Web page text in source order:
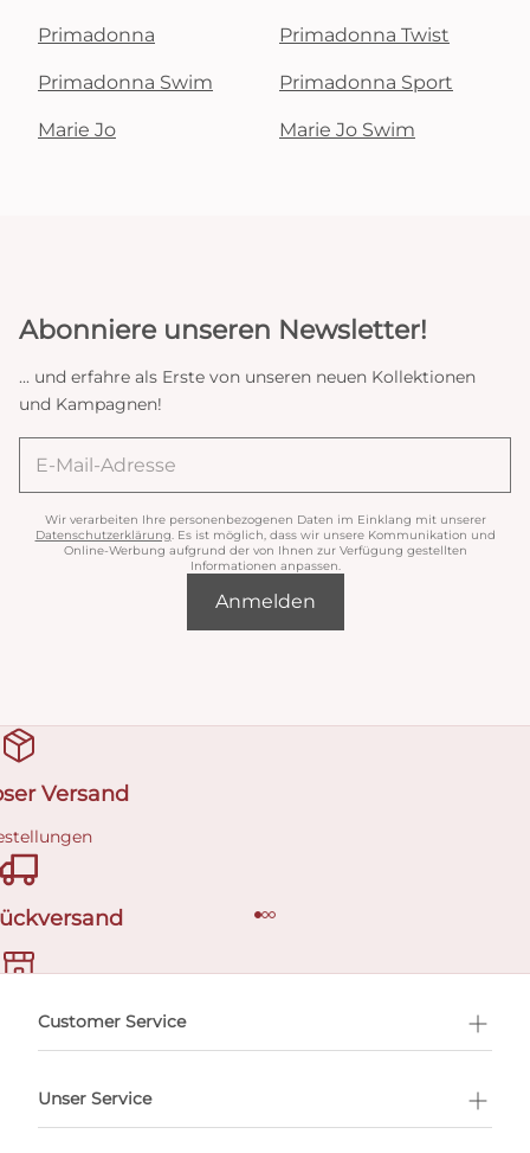
Primadonna Primadonna Twist
Primadonna Swim Primadonna Sport
Marie Jo Marie Jo Swim
Abonniere unseren Newsletter!
... und erfahre als Erste von unseren neuen Kollektionen
und Kampagnen!
Wir verarbeiten Ihre personenbezogenen Daten im Einklang mit unserer
Datenschutzerklärung . Es ist möglich, dass wir unsere Kommunikation und
Online-Werbung aufgrund der von Ihnen zur Verfügung gestellten
Informationen anpassen.
Anmelden
Versand
buchen
Customer Service
Unser Service